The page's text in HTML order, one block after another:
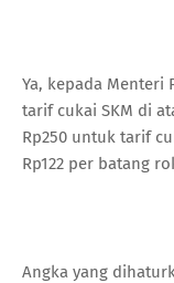
Ya, kepada Menteri
tarif cukai SKM di
Rp250 untuk tarif
Rp122 per batang
Angka yang